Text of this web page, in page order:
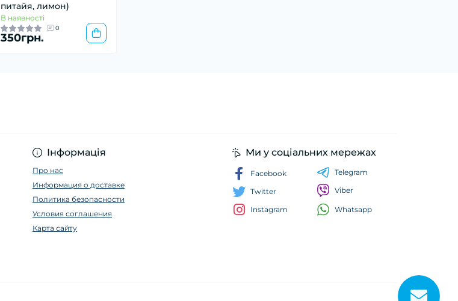
питайя, лимон)
В наявності
0
350грн.
Інформація
Про нас
Информация о доставке
Политика безопасности
Условия соглашения
Карта сайту
Ми у соціальних мережах
Facebook
Twitter
Instagram
Telegram
Viber
Whatsapp